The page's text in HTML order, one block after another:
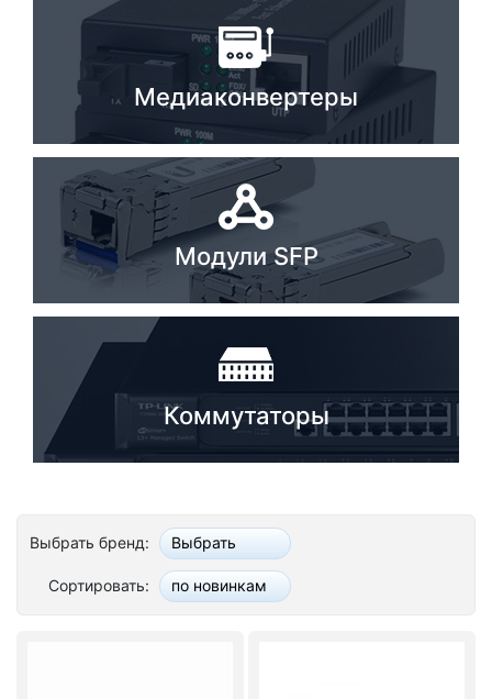
Медиаконвертеры
Модули SFP
Коммутаторы
Выбрать бренд: Выбрать
Сортировать: по новинкам